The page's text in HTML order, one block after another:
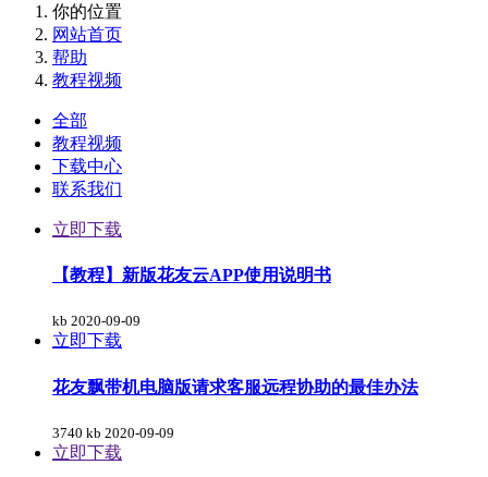
你的位置
网站首页
帮助
教程视频
全部
教程视频
下载中心
联系我们
立即下载
【教程】新版花友云APP使用说明书
kb 2020-09-09
立即下载
花友飘带机电脑版请求客服远程协助的最佳办法
3740 kb 2020-09-09
立即下载